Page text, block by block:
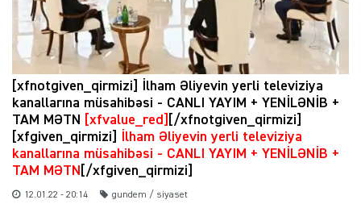
[xfnotgiven_qirmizi] İlham Əliyevin yerli televiziya
kanallarına müsahibəsi - CANLI YAYIM + YENİLƏNİB +
TAM MƏTN
[xfvalue_red]
[/xfnotgiven_qirmizi]
[xfgiven_qirmizi]
İlham Əliyevin yerli televiziya
kanallarına müsahibəsi - CANLI YAYIM + YENİLƏNİB +
TAM MƏTN [/xfgiven_qirmizi]
12.01.22 - 20:14 gundem / siyaset